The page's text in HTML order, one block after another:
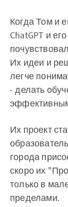
Когда Том и
ChatGPT и
Их идеи и
легче
- делать
Их проект
города
скоро их
только в
пределами.